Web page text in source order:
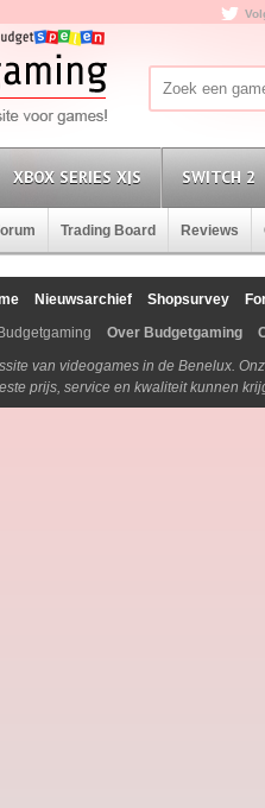
XBOX SERIES X|S SWITCH 2
Trading Board Reviews
Nieuwsarchief Shopsurvey
Over Budgetgaming
van videogames in de Benelux.
prijs, service en kwaliteit kunnen